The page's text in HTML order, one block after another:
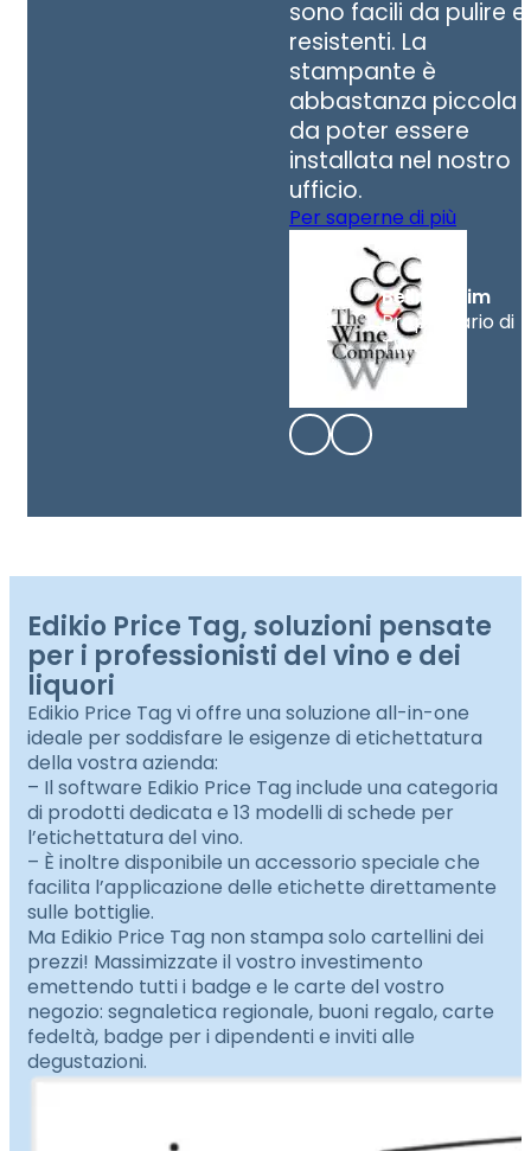
sono facili da pulire e
resistenti. La
stampante è
abbastanza piccola
da poter essere
installata nel nostro
ufficio.
Per saperne di più
Belinda Lim
Proprietario di
TWC
Edikio Price Tag, soluzioni pensate
per i professionisti del vino e dei
liquori
Edikio Price Tag vi offre una soluzione all-in-one
ideale per soddisfare le esigenze di etichettatura
della vostra azienda:
– Il software Edikio Price Tag include una categoria
di prodotti dedicata e 13 modelli di schede per
l’etichettatura del vino.
– È inoltre disponibile un accessorio speciale che
facilita l’applicazione delle etichette direttamente
sulle bottiglie.
Ma Edikio Price Tag non stampa solo cartellini dei
prezzi! Massimizzate il vostro investimento
emettendo tutti i badge e le carte del vostro
negozio: segnaletica regionale, buoni regalo, carte
fedeltà, badge per i dipendenti e inviti alle
degustazioni.